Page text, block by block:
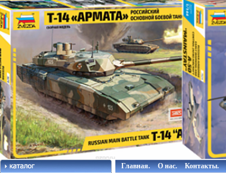
Главная. О нас. Контакты.